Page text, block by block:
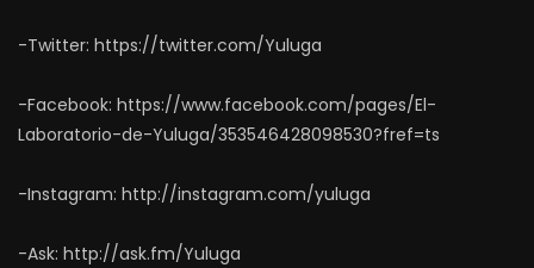
-Twitter: https://twitter.com/Yuluga
-Facebook: https://www.facebook.com/pages/El-
Laboratorio-de-Yuluga/353546428098530?fref=ts
-Instagram: http://instagram.com/yuluga
-Ask: http://ask.fm/Yuluga